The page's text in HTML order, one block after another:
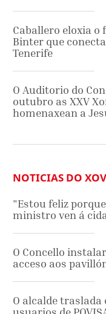
Caballero eloxia
Binter que
Tenerife
O Auditorio do
outubro as XXV
homenaxean a
NOTICIAS DO
"Estou feliz
ministro ven á
O Concello
acceso aos
O alcalde traslada